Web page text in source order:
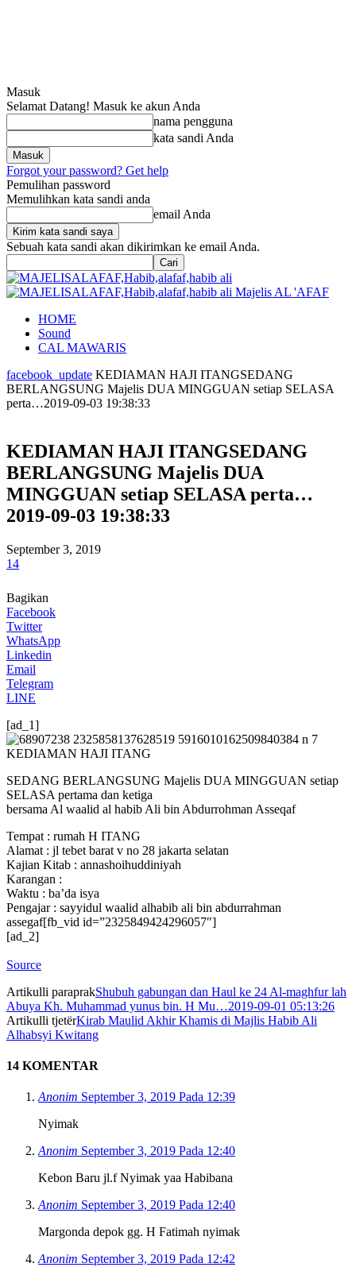
Masuk
Selamat Datang! Masuk ke akun Anda
nama pengguna
kata sandi Anda
Forgot your password? Get help
Pemulihan password
Memulihkan kata sandi anda
email Anda
Sebuah kata sandi akan dikirimkan ke email Anda.
Majelis AL 'AFAF
HOME
Sound
CAL MAWARIS
facebook_update KEDIAMAN HAJI ITANGSEDANG
BERLANGSUNG Majelis DUA MINGGUAN setiap SELASA
perta…2019-09-03 19:38:33
KEDIAMAN HAJI ITANGSEDANG
BERLANGSUNG Majelis DUA
MINGGUAN setiap SELASA perta…
2019-09-03 19:38:33
September 3, 2019
14
Bagikan
Facebook
Twitter
WhatsApp
Linkedin
Email
Telegram
LINE
[ad_1]
KEDIAMAN HAJI ITANG
SEDANG BERLANGSUNG Majelis DUA MINGGUAN setiap
SELASA pertama dan ketiga
bersama Al waalid al habib Ali bin Abdurrohman Asseqaf
Tempat : rumah H ITANG
Alamat : jl tebet barat v no 28 jakarta selatan
Kajian Kitab : annashoihuddiniyah
Karangan :
Waktu : ba’da isya
Pengajar : sayyidul waalid alhabib ali bin abdurrahman
assegaf[fb_vid id=”2325849424296057″]
[ad_2]
Source
Artikulli paraprakShubuh gabungan dan Haul ke 24 Al-maghfur lah
Abuya Kh. Muhammad yunus bin. H Mu…2019-09-01 05:13:26
Artikulli tjetërKirab Maulid Akhir Khamis di Majlis Habib Ali
Alhabsyi Kwitang
14 KOMENTAR
Anonim September 3, 2019 Pada 12:39
Nyimak
Anonim September 3, 2019 Pada 12:40
Kebon Baru jl.f Nyimak yaa Habibana
Anonim September 3, 2019 Pada 12:40
Margonda depok gg. H Fatimah nyimak
Anonim September 3, 2019 Pada 12:42